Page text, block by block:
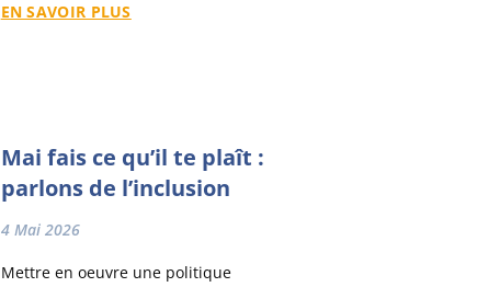
EN SAVOIR PLUS
Mai fais ce qu’il te plaît :
parlons de l’inclusion
4 Mai 2026
Mettre en oeuvre une politique